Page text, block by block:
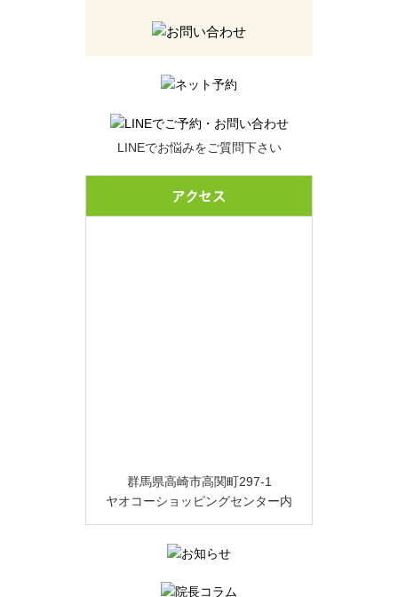
LINEでお悩みをご質問下さい
アクセス
群馬県高崎市高関町297-1
ヤオコーショッピングセンター内